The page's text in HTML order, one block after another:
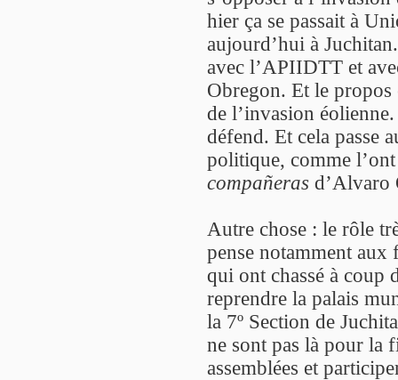
hier ça se passait à
aujourd’hui à
avec l’APIIDTT et
Obregon. Et le propos
de l’invasion
défend. Et cela passe
politique, comme
compañeras d’Alvaro
Autre chose : le rôle
pense notamment aux
qui ont chassé à coup
reprendre la palais
la 7º Section de
ne sont pas là pour la
assemblées et